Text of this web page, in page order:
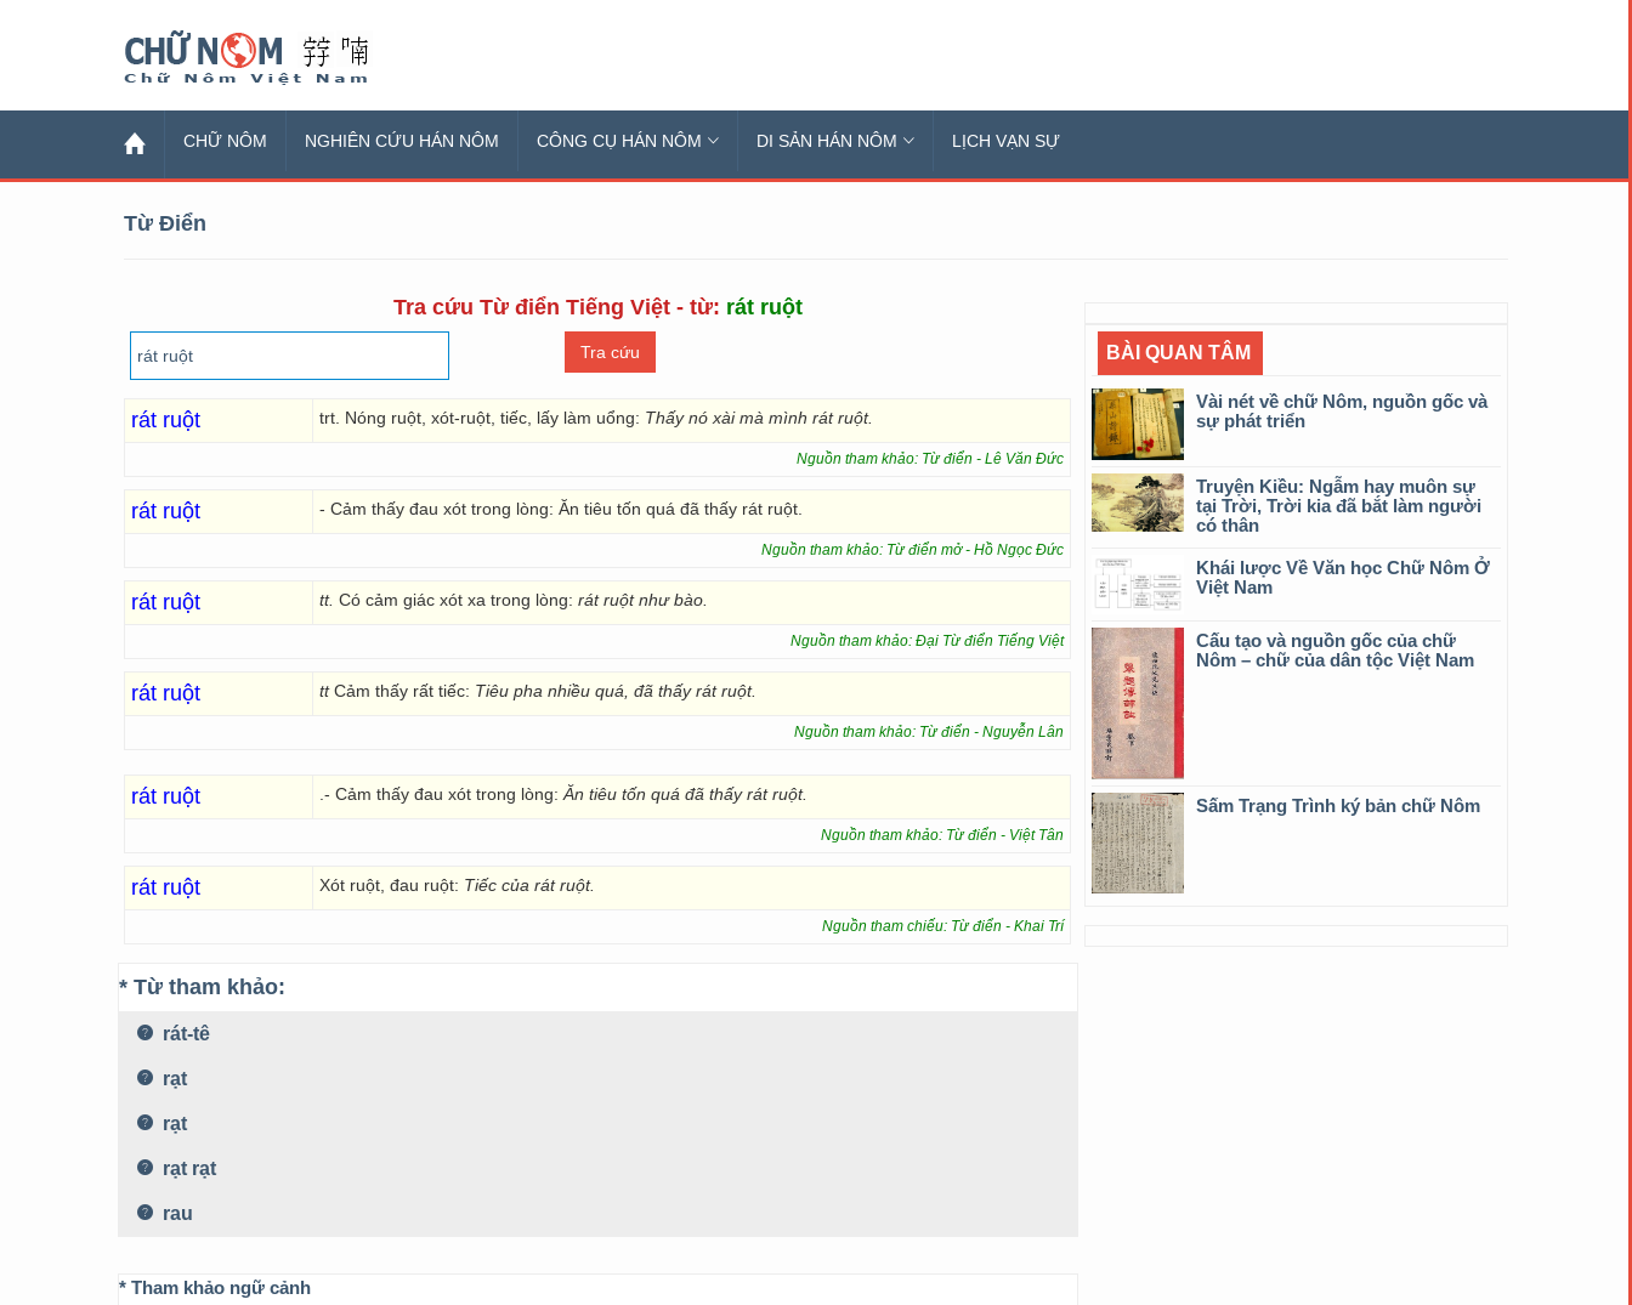
CHỮ NÔM NGHIÊN CỨU HÁN NÔM CÔNG CỤ HÁN NÔM DI SẢN HÁN NÔM LỊCH VẠN SỰ
Từ Điển
Tra cứu Từ điển Tiếng Việt - từ: rát ruột
rát ruột trt. Nóng ruột, xót-ruột, tiếc, lấy làm uổng: Thấy nó xài mà mình rát ruột.
Nguồn tham khảo: Từ điển - Lê Văn Đức
rát ruột - Cảm thấy đau xót trong lòng: Ăn tiêu tốn quá đã thấy rát ruột.
Nguồn tham khảo: Từ điển mở - Hồ Ngọc Đức
rát ruột tt. Có cảm giác xót xa trong lòng: rát ruột như bào.
Nguồn tham khảo: Đại Từ điển Tiếng Việt
rát ruột ttCảm thấy rất tiếc: Tiêu pha nhiều quá, đã thấy rát ruột.
Nguồn tham khảo: Từ điển - Nguyễn Lân
rát ruột .- Cảm thấy đau xót trong lòng: Ăn tiêu tốn quá đã thấy rát ruột.
Nguồn tham khảo: Từ điển - Việt Tân
rát ruột Xót ruột, đau ruột: Tiếc của rát ruột.
Nguồn tham chiếu: Từ điển - Khai Trí
* Từ tham khảo:
rát-tê
rạt
rạt
rạt rạt
rau
* Tham khảo ngữ cảnh
BÀI QUAN TÂM
Vài nét về chữ Nôm, nguồn gốc và
sự phát triển
Truyện Kiều: Ngẫm hay muôn sự
tại Trời, Trời kia đã bắt làm người
có thân
Khái lược Về Văn học Chữ Nôm Ở
Việt Nam
Cấu tạo và nguồn gốc của chữ
Nôm – chữ của dân tộc Việt Nam
Sấm Trạng Trình ký bản chữ Nôm